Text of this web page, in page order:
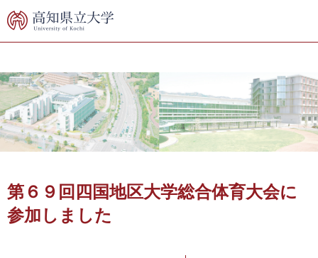
ー
頭
す。
ニ
飛
し
て
本
文第６９回四国地区大学総合体育大会に
参加しました